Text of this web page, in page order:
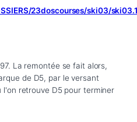
23doscourses/ski03/
La remontée se fait alors,
de D5, par le versant
retrouve D5 pour terminer